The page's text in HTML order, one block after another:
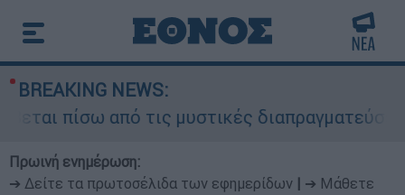
BREAKING NEWS:
πίσω από τις μυστικές διαπραγματεύσεις
Πρωινή ενημέρωση:
➔ Δείτε τα πρωτοσέλιδα των εφημερίδων
➔ Μάθετε